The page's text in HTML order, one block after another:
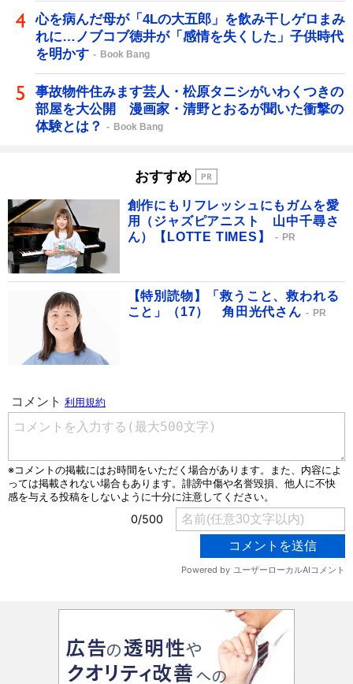
心を病んだ母が「4Lの大五郎」を飲み干しゲロまみ
れに…ノブコブ徳井が「感情を失くした」子供時代
を明かす
Book Bang
事故物件住みます芸人・松原タニシがいわくつきの
部屋を大公開 漫画家・清野とおるが聞いた衝撃の
体験とは？
Book Bang
おすすめ
創作にもリフレッシュにもガムを愛
用（ジャズピアニスト 山中千尋さ
ん）【LOTTE TIMES】
PR
【特別読物】「救うこと、救われる
こと」（17） 角田光代さん
PR